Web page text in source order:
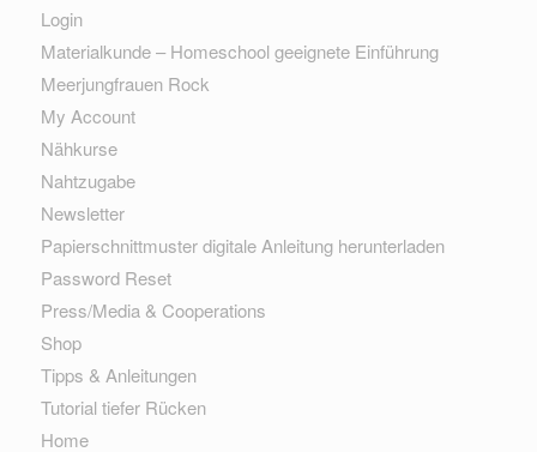
Login
Materialkunde – Homeschool geeignete Einführung
Meerjungfrauen Rock
My Account
Nähkurse
Nahtzugabe
Newsletter
Papierschnittmuster digitale Anleitung herunterladen
Password Reset
Press/Media & Cooperations
Shop
Tipps & Anleitungen
Tutorial tiefer Rücken
Home